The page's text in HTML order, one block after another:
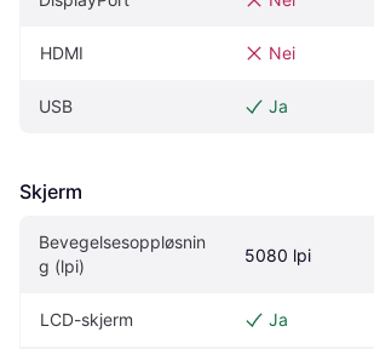
HDMI Nei
USB Ja
Skjerm
Bevegelsesoppløsnin
g (lpi)
5080 lpi
LCD-skjerm Ja